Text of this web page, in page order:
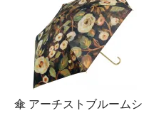
傘 アーチストブルームシ